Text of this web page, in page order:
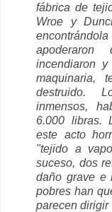
fábrica de
Wroe y
incendiaron
maquinaria,
destruido.
inmensos,
6.000 libras.
este acto
"tejido a
suceso, dos
daño grave e
pobres han
parecen dirigir